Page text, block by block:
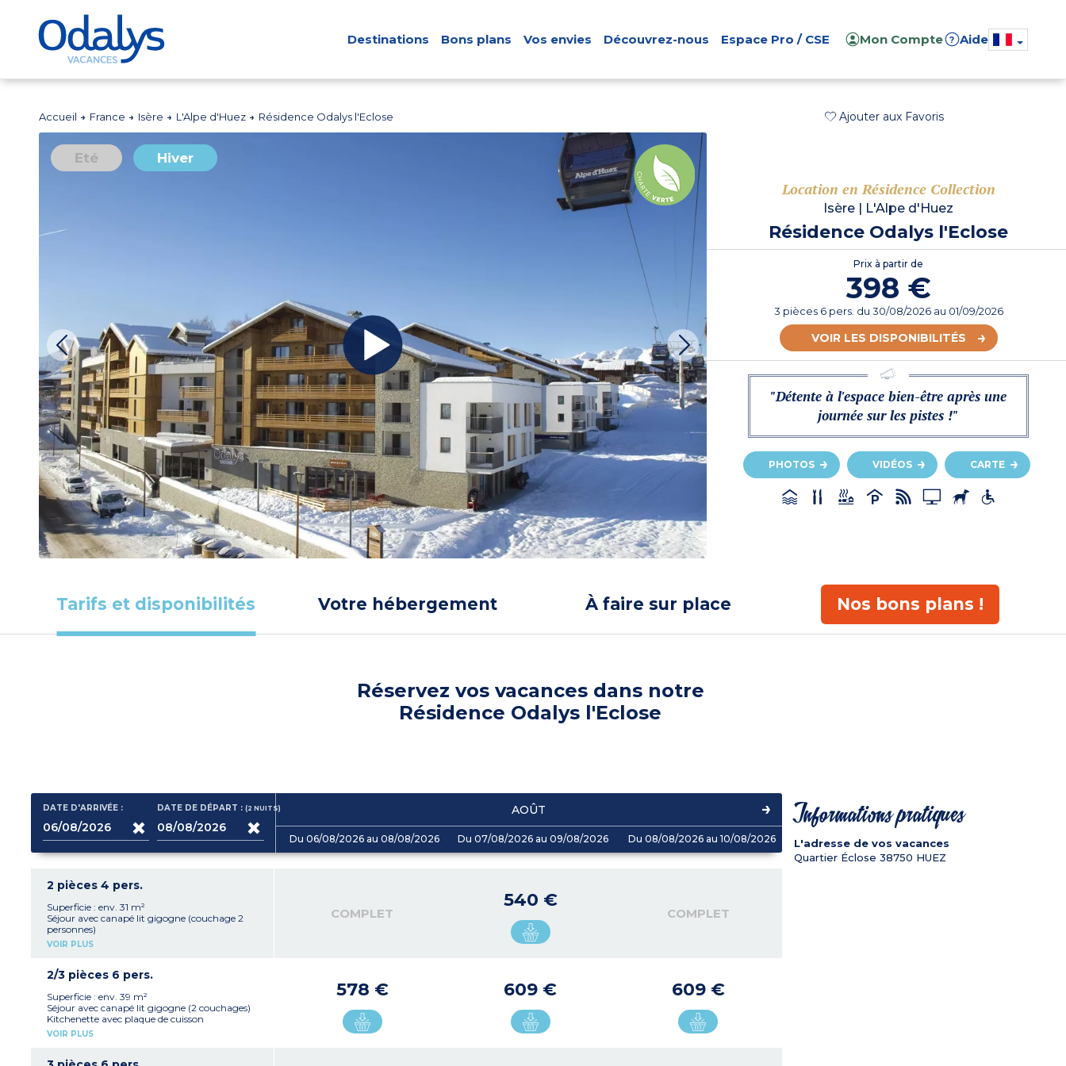
Destinations Bons plans Vos envies Découvrez-nous Espace Pro / CSE Mon Compte ? Aide
Accueil France Isère L'Alpe d'Huez Résidence Odalys l'Eclose Ajouter aux Favoris
Eté Hiver
Location en Résidence Collection
Isère L'Alpe d'Huez
Résidence Odalys l'Eclose
Prix à partir de
398 €
3 pièces 6 pers. du 30/08/2026au 01/09/2026
VOIR LES DISPONIBILITÉS
"Détente à l'espace bien-être après une
journée sur les pistes !"
PHOTOS VIDÉOS CARTE
Tarifs et disponibilités Votre hébergement À faire sur place Nos bons plans !
Réservez vos vacances dans notre
Résidence Odalys l'Eclose
DATE D'ARRIVÉE : DATE DE DÉPART :(2NUITS) AOÛT
Du 06/08/2026 au 08/08/2026 Du 07/08/2026 au 09/08/2026 Du 08/08/2026 au 10/08/2026
2 pièces 4 pers.
Superficie : env. 31 m²
Séjour avec canapé lit gigogne (couchage 2
personnes)
Kitchenette avec plaque de cuisson
1 chambre avec lit double 160x190 ou 140x190
(si chambre PMR*)
1 salle de bain avec baignoire, sèche-serviettes
1 WC séparé
Balcon
*PMR : personne à mobilité réduite
VOIR PLUS
COMPLET
540 €
COMPLET
2/3 pièces 6 pers.
Superficie : env. 39 m²
Séjour avec canapé lit gigogne (2 couchages)
Kitchenette avec plaque de cuisson
vitrocéramique, réfrigérateur, micro-ondes
couchages)
VOIR PLUS
578 € 609 € 609 €
Informations pratiques
L'adresse de vos vacances
Quartier Éclose 38750 HUEZ